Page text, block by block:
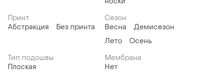
Принт
Абстракция
Без принта
Сезон
Весна
Демисезон
Лето
Осень
Тип подошвы
Плоская
Мембрана
Нет